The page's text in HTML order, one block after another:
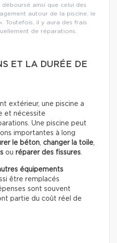
déboursé ainsi que celui des
autour de la piscine, le
Toutefois, il y aura des frais
de réparations.
ET LA DURÉE DE
extérieur, une piscine a
et nécessite
Une piscine peut
importantes à long
le béton changer la toile
ou réparer des fissures
équipements
être remplacés
sont souvent
partie du coût réel de